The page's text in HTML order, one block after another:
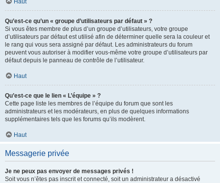
Haut
Qu’est-ce qu’un « groupe d’utilisateurs par défaut » ?
Si vous êtes membre de plus d’un groupe d’utilisateurs, votre groupe
d’utilisateurs par défaut est utilisé afin de déterminer quelle sera la couleur et
le rang qui vous sera assigné par défaut. Les administrateurs du forum
peuvent vous autoriser à modifier vous-même votre groupe d’utilisateurs par
défaut depuis le panneau de contrôle de l’utilisateur.
Haut
Qu’est-ce que le lien « L’équipe » ?
Cette page liste les membres de l’équipe du forum que sont les
administrateurs et les modérateurs, en plus de quelques informations
supplémentaires tels que les forums qu’ils modèrent.
Haut
Messagerie privée
Je ne peux pas envoyer de messages privés !
Soit vous n’êtes pas inscrit et connecté, soit un administrateur a désactivé